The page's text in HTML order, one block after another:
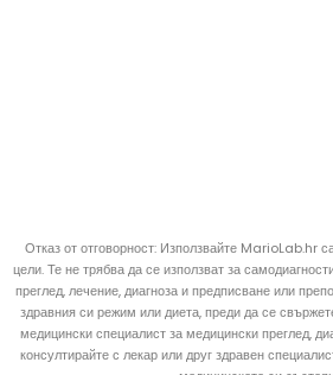
Отказ от отговорност: Използвайте MarioLab.hr
цели. Те не трябва да се използват за
преглед, лечение, диагноза и предписване или
здравния си режим или диета, преди да се
медицински специалист за медицински преглед,
консултирайте с лекар или друг здравен